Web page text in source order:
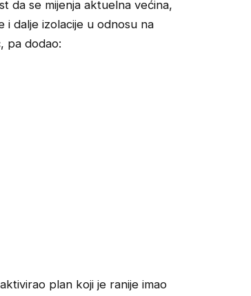
da se mijenja aktuelna većina,
dalje izolacije u odnosu na
pa dodao:
plan koji je ranije imao